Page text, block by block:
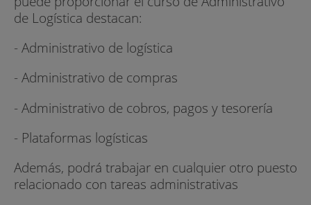
de Logística destacan:
- Administrativo de logística
- Administrativo de compras
- Administrativo de cobros, pagos y tesorería
- Plataformas logísticas
Además, podrá trabajar en cualquier otro puesto
relacionado con tareas administrativas